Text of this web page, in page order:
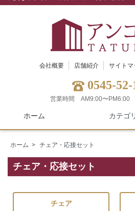
会社概要 店舗紹介 サイトマ
0545-
営業時間 AM9:00〜PM6:00
ホーム カテゴ
ホーム > チェア・応接セット
チェア・応接セット
チェア